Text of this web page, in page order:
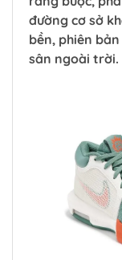
đường cơ sở
bền, phiên
sân ngoài trời.